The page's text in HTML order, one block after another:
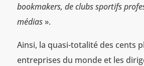
bookmakers, de clubs sportifs
médias».
Ainsi, la quasi-totalité des cents
entreprises du monde et les